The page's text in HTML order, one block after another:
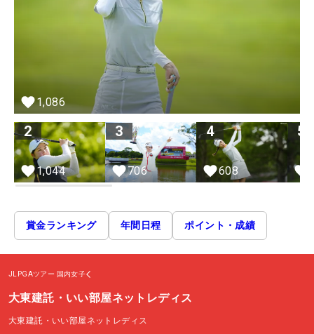
1,086
2
1,044
3
706
4
608
5
賞金ランキング 年間日程 ポイント・成績
JLPGAツアー 国内女子
大東建託・いい部屋ネットレディス
大東建託・いい部屋ネットレディス